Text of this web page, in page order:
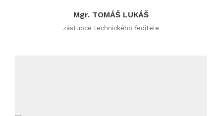
Mgr. TOMÁŠ LUKÁŠ
zástupce technického ředitele